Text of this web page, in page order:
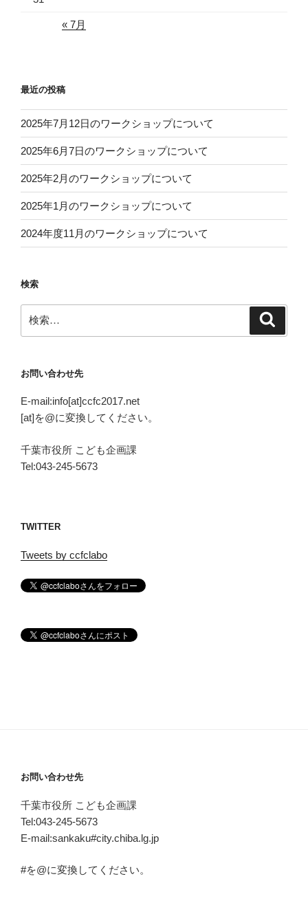
« 7月
最近の投稿
2025年7月12日のワークショップについて
2025年6月7日のワークショップについて
2025年2月のワークショップについて
2025年1月のワークショップについて
2024年度11月のワークショップについて
検索
索:
お問い合わせ先
E-mail:info[at]ccfc2017.net
[at]を@に変換してください。
千葉市役所 こども企画課
Tel:043-245-5673
TWITTER
Tweets by ccfclabo
お問い合わせ先
千葉市役所 こども企画課
Tel:043-245-5673
E-mail:sankaku#city.chiba.lg.jp
#を@に変換してください。